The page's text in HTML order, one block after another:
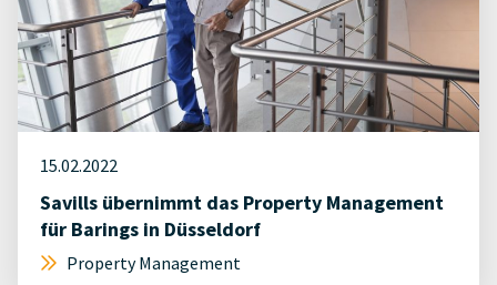
15.02.2022
Savills übernimmt das Property Management
für Barings in Düsseldorf
Property Management